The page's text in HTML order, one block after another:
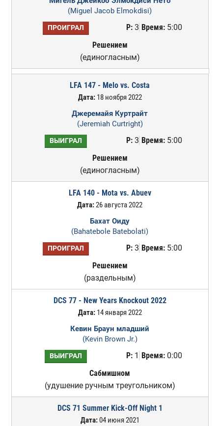
(Miguel Jacob Elmokdisi)
ПРОИГРАЛ Р:3 Время:5:00
Решением
(единогласным)
LFA 147 - Melo vs. Costa
Дата:18 ноября 2022
Джеремайя Куртрайт
(Jeremiah Curtright)
ВЫИГРАЛ Р:3 Время:5:00
Решением
(единогласным)
LFA 140 - Mota vs. Abuev
Дата:26 августа 2022
Бахат Оиду
(Bahatebole Batebolati)
ПРОИГРАЛ Р:3 Время:5:00
Решением
(раздельным)
DCS 77 - New Years Knockout 2022
Дата:14 января 2022
Кевин Браун младший
(Kevin Brown Jr.)
ВЫИГРАЛ Р:1 Время:0:00
Сабмишном
(удушение ручным треугольником)
DCS 71 Summer Kick-Off Night 1
Дата:04 июня 2021